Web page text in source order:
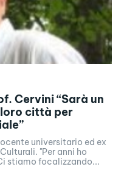
Cervini “Sarà un
città per
universitario ed ex
anni ho
stiamo focalizzando...